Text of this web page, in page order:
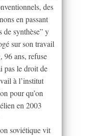
des
en passant
de synthèse” y
sur son travail
96 ans, refuse
pas le droit de
à l’institut
pour qu’on
en 2003
soviétique vit